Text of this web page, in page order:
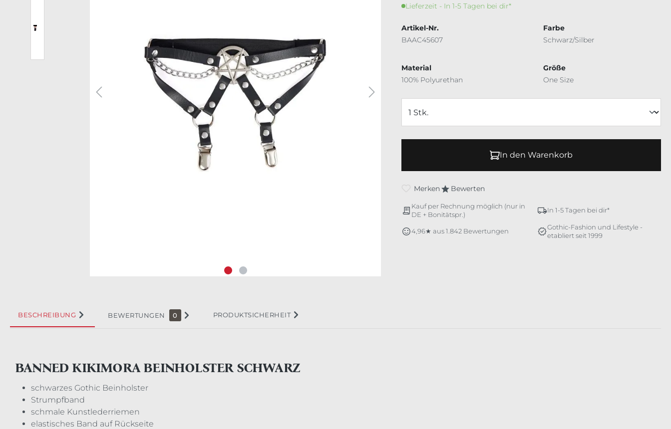
Lieferzeit - In 1-5 Tagen bei dir*
Artikel-Nr.
BAAC45607
Farbe
Schwarz/Silber
Material
100% Polyurethan
Größe
One Size
In den Warenkorb
Merken Bewerten
Kauf per Rechnung möglich (nur in
DE + Bonitätspr.)
In 1-5 Tagen bei dir*
4,96★ aus 1.842 Bewertungen
Gothic-Fashion und Lifestyle -
etabliert seit 1999
BESCHREIBUNG BEWERTUNGEN 0 PRODUKTSICHERHEIT
BANNED KIKIMORA BEINHOLSTER SCHWARZ
schwarzes Gothic Beinholster
Strumpfband
schmale Kunstlederriemen
elastisches Band auf Rückseite